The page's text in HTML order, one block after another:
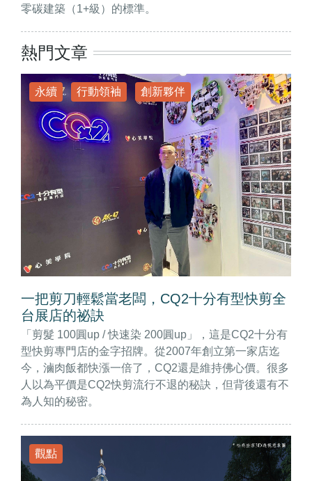
零碳建築（1+級）的標準。
熱門文章
永續 行動領袖 創新夥伴
一把剪刀輕鬆當老闆，CQ2十分有型快剪全
台展店的祕訣
「剪髮 100圓up / 快速染 200圓up」，這是CQ2十分有
型快剪專門店的金字招牌。從2007年創立第一家店迄
今，滷肉飯都快漲一倍了，CQ2還是維持佛心價。很多
人以為平價是CQ2快剪流行不退的秘訣，但背後還有不
為人知的秘密。
觀點